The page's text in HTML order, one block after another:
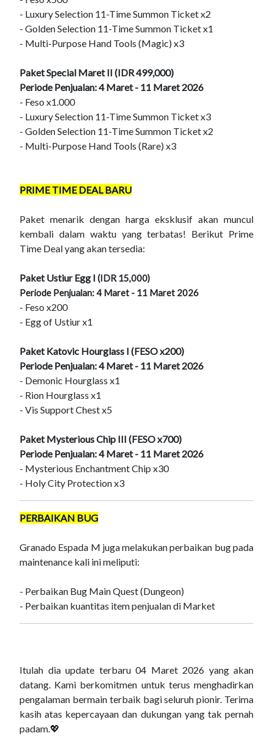
- Luxury Selection 11-Time Summon Ticket x2
- Golden Selection 11-Time Summon Ticket x1
- Multi-Purpose Hand Tools (Magic) x3
Paket Special Maret II (IDR 499,000)
Periode Penjualan: 4 Maret - 11 Maret 2026
- Feso x1.000
- Luxury Selection 11-Time Summon Ticket x3
- Golden Selection 11-Time Summon Ticket x2
- Multi-Purpose Hand Tools (Rare) x3
PRIME TIME DEAL BARU
Paket menarik dengan harga eksklusif akan muncul
kembali dalam waktu yang terbatas! Berikut Prime
Time Deal yang akan tersedia:
Paket Ustiur Egg I (IDR 15,000)
Periode Penjualan: 4 Maret - 11 Maret 2026
- Feso x200
- Egg of Ustiur x1
Paket Katovic Hourglass I (FESO x200)
Periode Penjualan: 4 Maret - 11 Maret 2026
- Demonic Hourglass x1
- Rion Hourglass x1
- Vis Support Chest x5
Paket Mysterious Chip III (FESO x700)
Periode Penjualan: 4 Maret - 11 Maret 2026
- Mysterious Enchantment Chip x30
- Holy City Protection x3
PERBAIKAN BUG
Granado Espada M juga melakukan perbaikan bug pada
maintenance kali ini meliputi:
- Perbaikan Bug Main Quest (Dungeon)
- Perbaikan kuantitas item penjualan di Market
Itulah dia update terbaru 04 Maret 2026 yang akan
datang. Kami berkomitmen untuk terus menghadirkan
pengalaman bermain terbaik bagi seluruh pionir. Terima
kasih atas kepercayaan dan dukungan yang tak pernah
padam.💖